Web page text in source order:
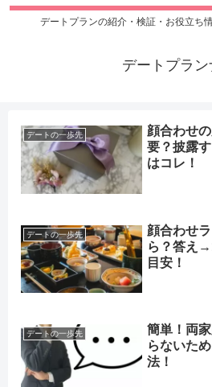
デートプランの紹介・検証・お役立ち
デートプラン
デートの一歩先
顔合わせ
要？披露
はコレ！
デートの一歩先
顔合わせ
ら？答え
目安！
デートの一歩先
簡単！両
らないた
法！